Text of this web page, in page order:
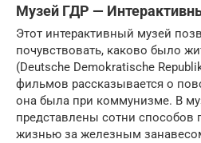
Музей ГДР —
Этот интерактивный музей
почувствовать, каково было
(Deutsche Demokratische
фильмов рассказывается о
она была при коммунизме. В
представлены сотни способов
жизнью за железным